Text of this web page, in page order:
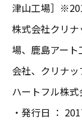
津山工場］
株式会社クリ
場、鹿島アー
会社、クリナ
ハートフル株式
・発行日 ：